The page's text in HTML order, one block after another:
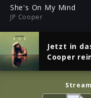
She's On My Mind
JP Cooper
Jetzt in
Cooper